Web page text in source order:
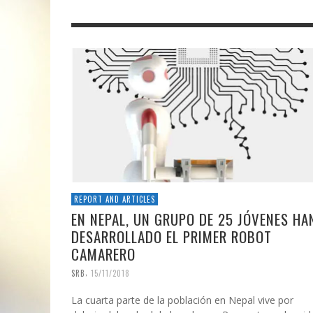
REPORT AND ARTICLES
EN NEPAL, UN GRUPO DE 25 JÓVENES
DESARROLLADO EL PRIMER ROBOT
CAMARERO
SRB, 15/11/2018
La cuarta parte de la población en Nepal vive por